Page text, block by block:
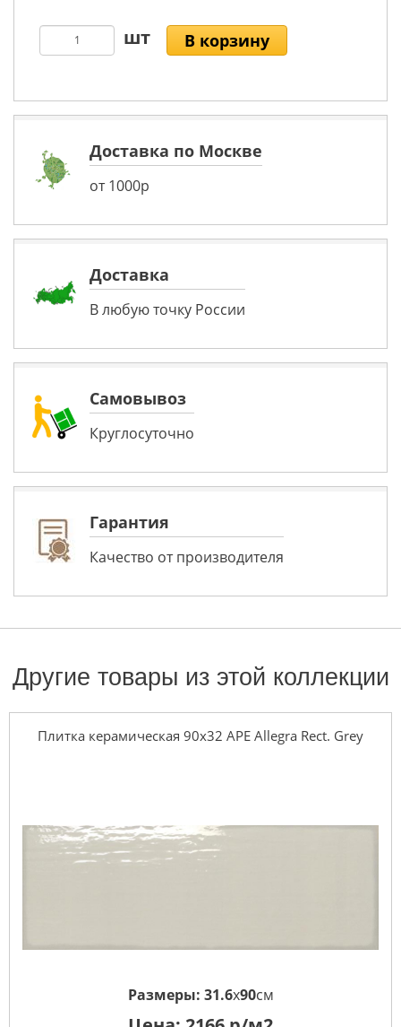
В корзину
Доставка по Москве
от 1000р
Доставка
В любую точку России
Самовывоз
Круглосуточно
Гарантия
Качество от производителя
Другие товары из этой коллекции
Плитка керамическая 90x32 APE Allegra Rect. Grey
Размеры: 31.6x90см